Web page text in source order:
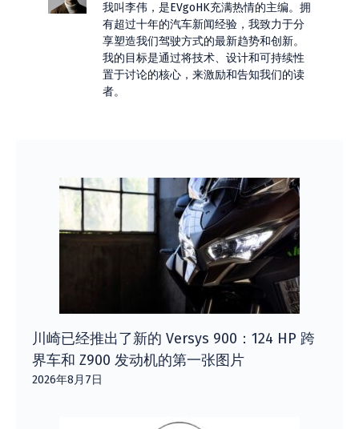
我叫李伟，是EVgoHK充满热情的主编。拥
有超过十年的汽车新闻经验，我致力于分
享塑造我们驾驶方式的最新趋势和创新。
我的目标是通过将技术、设计和可持续性
置于讨论的核心，来激励和告知我们的读
者。
川崎已经推出了新的 Versys 900：124 HP 跨
界车和 Z900 发动机的第一张图片
2026年8月7日